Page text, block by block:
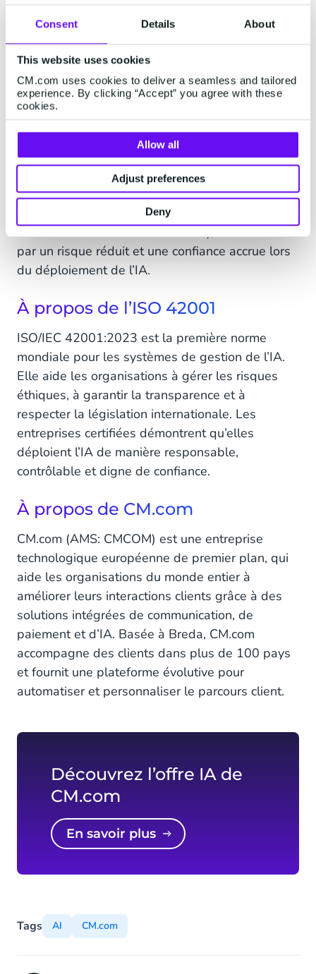
Consent Details About
This website uses cookies
CM.com uses cookies to deliver a seamless and tailored
experience. By clicking “Accept” you agree with these
cookies.
Allow all
Adjust preferences
Deny
sa position de leader européen dans le domaine
de l’IA responsable. Alors que de nombreuses
plateformes américaines continuent de peiner
sur les sujets de gouvernance et de
transparence, CM.com montre que la technologie
européenne fixe désormais le standard en
matière de fiabilité, de confidentialité et
d’utilisation éthique de l’IA.
Pour les clients évoluant dans des secteurs
réglementés (administrations publiques,
assurances ou services financiers), cela se traduit
par un risque réduit et une confiance accrue lors
du déploiement de l’IA.
À propos de l’ISO 42001
ISO/IEC 42001:2023 est la première norme
mondiale pour les systèmes de gestion de l’IA.
Elle aide les organisations à gérer les risques
éthiques, à garantir la transparence et à
respecter la législation internationale. Les
entreprises certifiées démontrent qu’elles
déploient l’IA de manière responsable,
contrôlable et digne de confiance.
À propos de CM.com
CM.com (AMS: CMCOM) est une entreprise
technologique européenne de premier plan, qui
aide les organisations du monde entier à
améliorer leurs interactions clients grâce à des
solutions intégrées de communication, de
paiement et d’IA. Basée à Breda, CM.com
accompagne des clients dans plus de 100 pays
et fournit une plateforme évolutive pour
automatiser et personnaliser le parcours client.
Découvrez l’offre IA de
CM.com
En savoir plus
Tags AI CM.com